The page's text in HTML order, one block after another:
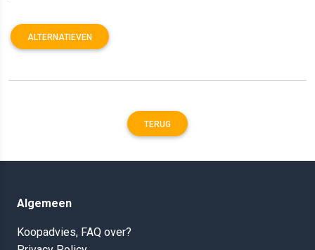
ALTERNATIEVEN
TERUG
Algemeen
Koopadvies, FAQ over?